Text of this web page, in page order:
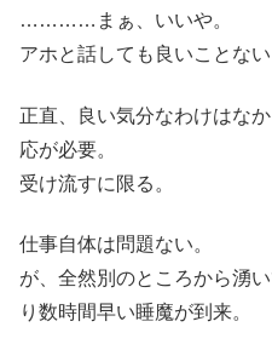
…………まぁ、いいや。
アホと話しても良いことない
正直、良い気分なわけはな
応が必要。
受け流すに限る。
仕事自体は問題ない。
が、全然別のところから湧
り数時間早い睡魔が到来。